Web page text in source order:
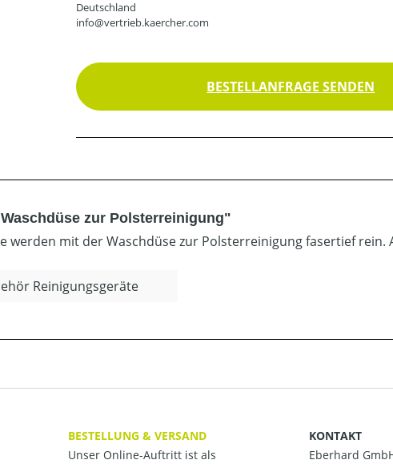
Deutschland
info@vertrieb.kaercher.com
BESTELLANFRAGE SENDEN
zur Polsterreinigung"
werden mit der Waschdüse zur Polsterreinigung fasertief rein.
Reinigungsgeräte
BESTELLUNG & VERSAND
Unser Online-Auftritt ist als
KONTAKT
Eberhard